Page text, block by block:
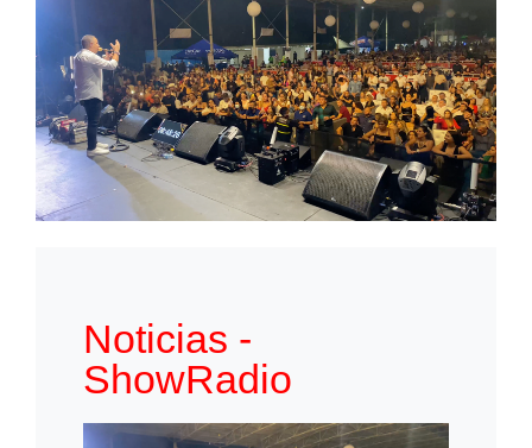
Noticias -
ShowRadio